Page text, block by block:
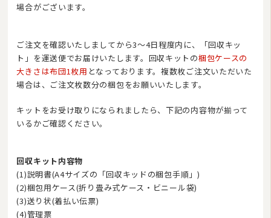
場合がございます。
ご注文を確認いたしましてから3〜4日程度内に、「回収キッ
ト」を運送便でお届けいたします。回収キットの梱包ケースの
大きさは布団1枚用 となっております。複数枚ご注文いただいた
場合は、ご注文枚数分の梱包をお願いいたします。
キットをお受け取りになられましたら、下記の内容物が揃って
いるかご確認ください。
回収キット内容物
(1)説明書(A4サイズの「回収キッドの梱包手順」)
(2)梱包用ケース(折り畳み式ケース・ビニール袋)
(3)送り状(着払い伝票)
(4)管理票